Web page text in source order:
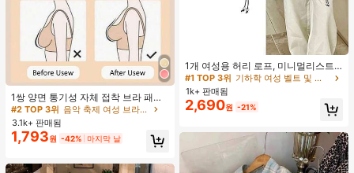
1쌍 양면 통기성 자체 접착 브라 패드,
두꺼워진 삼각형 푸쉬업 디자인, 재사
용 가능, 보이지 않는 비키니 브라 삽
입물, 수영에 적합
#2 TOP 3위
음악 축제 여성 브라 액세서리
거의 매진!
#2 TOP 3위
음악 축제 여성 브라 액세서리
거의 매진!
#2 TOP 3위
음악 축제 여성 브라 액세서리
거의 매진!
#2 TOP 3위
3.1k+ 판매됨
1,793원 -42% 마지막 날
1개 여성용 허리 로프, 미니멀리스트
보헤미안 패션 매듭 허리 벨트, 드레
스, 캐주얼 팬츠와 함께 일상 착용에
적합한 장식용 허리 액세서리
기하학 여성 벨트 및 벨트 액세서리
거의 매진!
#1 TOP 3위
기하학 여성 벨트 및 벨트 액세서리
거의 매진!
#1 TOP 3위
기하학 여성 벨트 및 벨트 액세서리
거의 매진!
#1 TOP 3위
1k+ 판매됨
2,690원 -21%